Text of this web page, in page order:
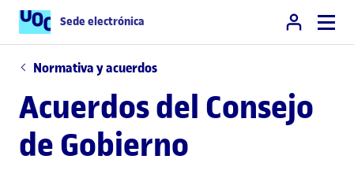
Sede electrónica
Normativa y acuerdos
Acuerdos del Consejo
de Gobierno